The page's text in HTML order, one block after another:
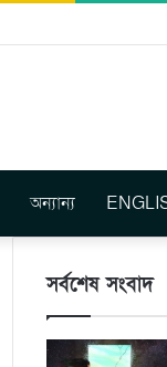
অন্যান্য
সর্বশেষ সংবাদ